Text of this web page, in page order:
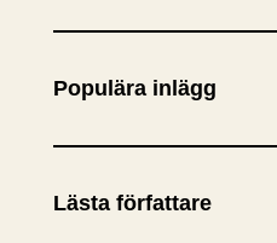
k
Populära inlägg
Lästa författare